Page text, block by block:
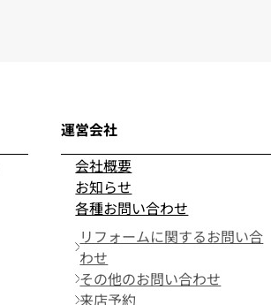
運営会社
会社概要
お知らせ
各種お問い合わせ
リフォームに関するお問い合
わせ
その他のお問い合わせ
来店予約